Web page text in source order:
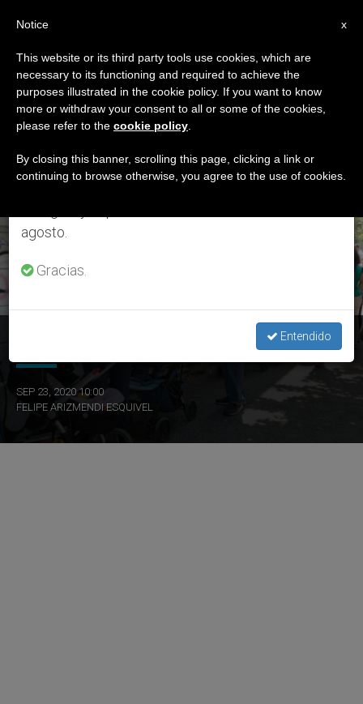
ETIQUETA
Posts Tagged
‘egoismo’
ÚLTIMAS NOTICIAS
Monseñor Felipe Arizmendi: “Otras pandemias”
SEP 23, 2020 10:00
FELIPE ARIZMENDI ESQUIVEL
×
Aviso importante
Del 27 de julio al 7 de agosto haremos la pausa
anual, aprovechando que en el periodo de verano
se generan menos informaciones y también el
agosto.
Gracias.
Entendido
x
Notice
This website or its third party tools use cookies, which are
necessary to its functioning and required to achieve the
purposes illustrated in the cookie policy. If you want to know
more or withdraw your consent to all or some of the cookies,
please refer to the cookie policy
By closing this banner, scrolling this page, clicking a link or
continuing to browse otherwise, you agree to the use of cookies.